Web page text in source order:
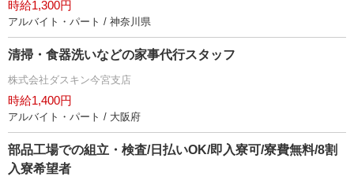
時給1,300円
アルバイト・パート / 神奈川県
清掃・食器洗いなどの家事代行スタッフ
株式会社ダスキン今宮支店
時給1,400円
アルバイト・パート / 大阪府
部品工場での組立・検査/日払いOK/即入寮可/寮費無料/8割
入寮希望者